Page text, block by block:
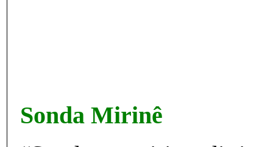
Sonda Mirinê